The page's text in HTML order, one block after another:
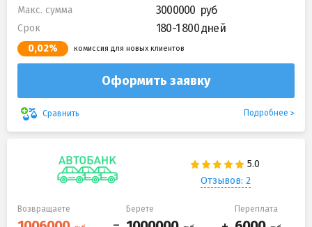
Макс. сумма 3000000
Срок 180-1 800 дней
0,02% комиссия для новых клиентов
Оформить заявку
Сравнить Подробнее
Отзывов: 2
Возвращаете Берете Переплата